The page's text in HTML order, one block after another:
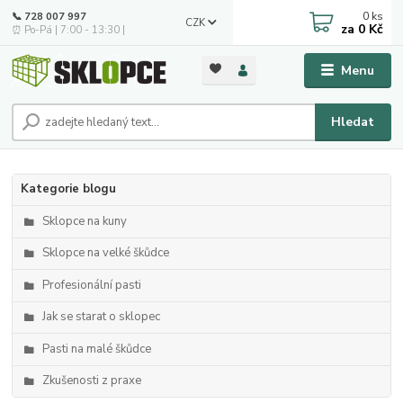
Menu
CZK
Hledat
📞 728 007 997
⏰ Po-Pá | 7:00 - 13:30 |
0 ks
za 0 Kč
Kategorie blogu
Sklopce na kuny
Sklopce na velké škůdce
Profesionální pasti
Jak se starat o sklopec
Pasti na malé škůdce
Zkušenosti z praxe